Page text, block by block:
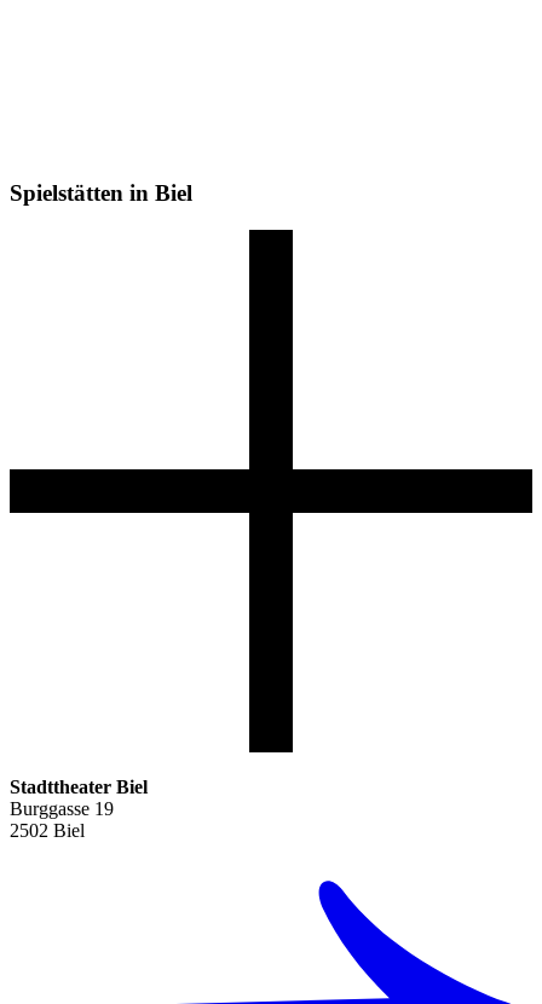
Spielstätten in Biel
Stadttheater Biel
Burggasse 19
2502 Biel